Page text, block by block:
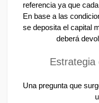
referencia ya que
En base a las
se deposita el capital
deberá
Estrategia
Una pregunta que